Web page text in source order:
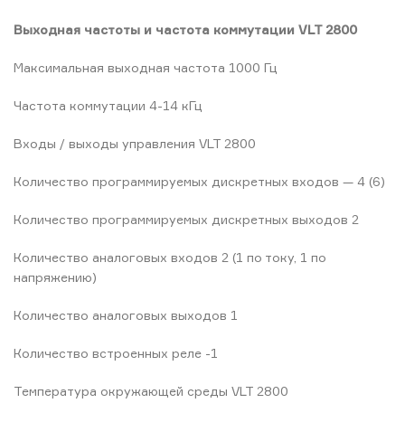
Выходная частоты и частота коммутации VLT 2800
Максимальная выходная частота 1000 Гц
Частота коммутации 4-14 кГц
Входы / выходы управления VLT 2800
Количество программируемых дискретных входов — 4 (6)
Количество программируемых дискретных выходов 2
Количество аналоговых входов 2 (1 по току, 1 по
напряжению)
Количество аналоговых выходов 1
Количество встроенных реле -1
Температура окружающей среды VLT 2800